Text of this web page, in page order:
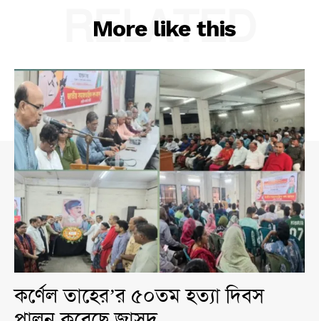
More like this
RELATED
কর্ণেল তাহের’র ৫০তম হত্যা দিবস